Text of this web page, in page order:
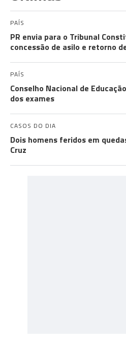
PAÍS
PR envia para o Tribunal
concessão de asilo e retorno
PAÍS
Conselho Nacional de
dos exames
CASOS DO DIA
Dois homens feridos em
Cruz